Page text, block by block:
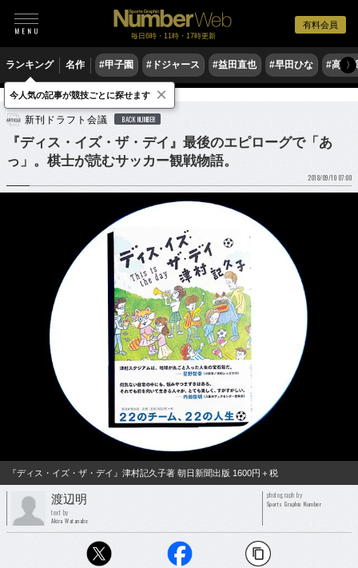
有料会員
毎日6時・11時・17時更新
ランキング 名作 #甲子園 #ドジャース #益田直也 #早田ひな #高木
〉
サッカー Jリーグ
新刊ドラフト会議 BACK NUMBER
『ディス・イズ・ザ・デイ』最後のエピローグで「あ
っ」。棋士が読むサッカー観戦物語。
2018/09/10 07:00
『ディス・イズ・ザ・デイ』津村記久子著 朝日新聞出版 1600円＋税
渡辺明
text by
Akira Watanabe
photograph by
Sports Graphic Number
今人気の記事が競技ごとに探せます ×